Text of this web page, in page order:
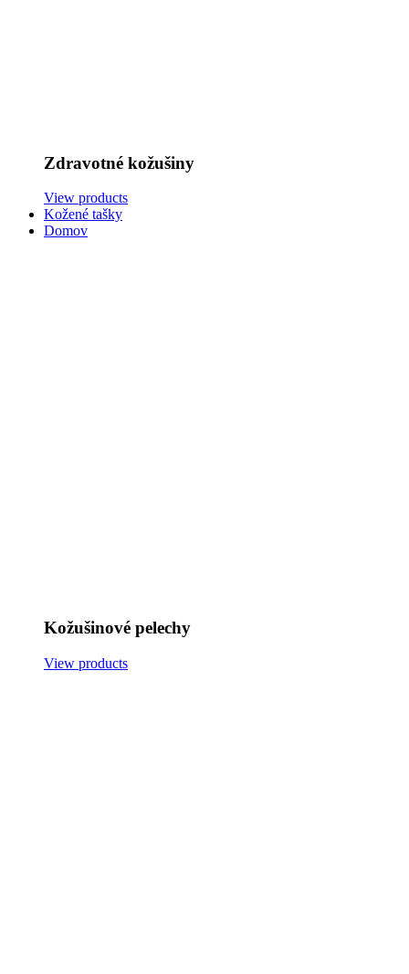
Zdravotné kožušiny
View products
Kožené tašky
Domov
Kožušinové pelechy
View products